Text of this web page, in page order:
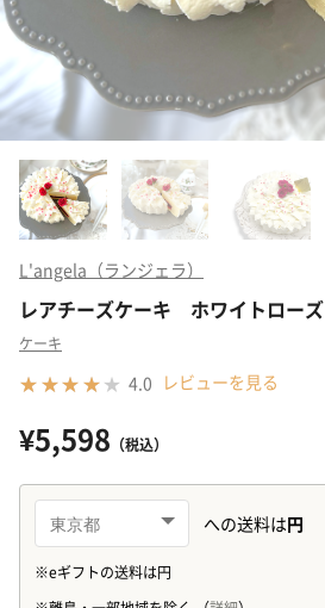
L'angela（ランジェラ）
レアチーズケーキ ホワイトローズ
ケーキ
4.0 レビューを見る
¥5,598 （税込）